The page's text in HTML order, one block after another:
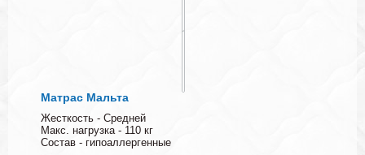
Матрас Мальта
Жесткость - Средней
Макс. нагрузка - 110 кг
Состав - гипоаллергенные